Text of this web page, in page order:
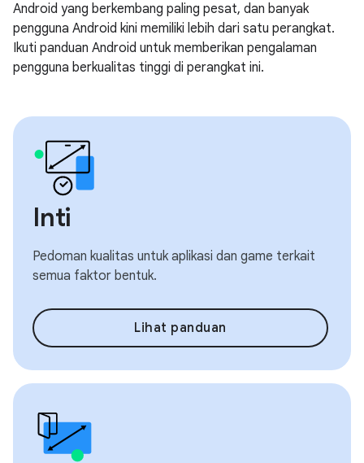
Android yang berkembang paling pesat, dan banyak
pengguna Android kini memiliki lebih dari satu perangkat.
Ikuti panduan Android untuk memberikan pengalaman
pengguna berkualitas tinggi di perangkat ini.
Inti
Pedoman kualitas untuk aplikasi dan game terkait
semua faktor bentuk.
Lihat panduan